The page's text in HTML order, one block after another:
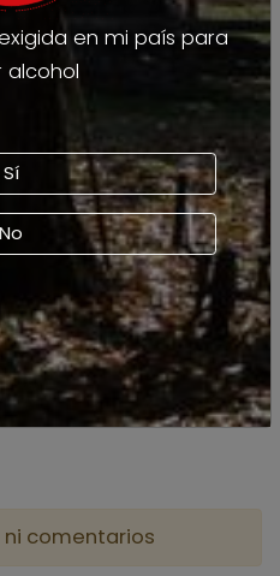
en mi país para
alcohol
Sí
No
ni comentarios